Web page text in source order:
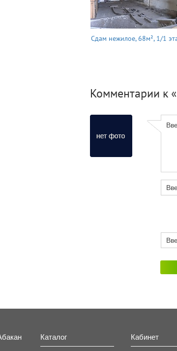
Сдам нежилое, 68м², 1/1
Комментарии к
Каталог Кабинет